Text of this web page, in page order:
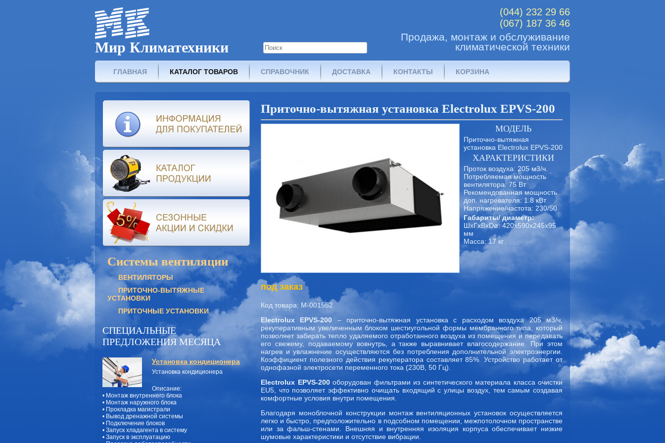
Мир Климатехники
(044) 232 29 66
(067) 187 36 46
Продажа, монтаж и обслуживание
климатической техники
ГЛАВНАЯ КАТАЛОГ ТОВАРОВ СПРАВОЧНИК ДОСТАВКА КОНТАКТЫ КОРЗИНА
Системы вентиляции
ВЕНТИЛЯТОРЫ
ПРИТОЧНО-ВЫТЯЖНЫЕ
УСТАНОВКИ
ПРИТОЧНЫЕ УСТАНОВКИ
СПЕЦИАЛЬНЫЕ
ПРЕДЛОЖЕНИЯ МЕСЯЦА
Установка кондиционера
Установка кондиционера
Описание:
• Монтаж внутреннего блока
• Монтаж наружного блока
• Прокладка магистрали
• Вывод дренажной системы
• Подключение блоков
• Запуск хладагента в систему
• Запуск в эксплуатацию
Приточно-вытяжная установка Electrolux EPVS-200
под заказ
МОДЕЛЬ
Приточно-вытяжная
установка Electrolux EPVS-200
ХАРАКТЕРИСТИКИ
Проток воздуха: 205 м3/ч.
Потребляемая мощность
вентилятора: 75 Вт
Рекомендованная мощность
доп. нагревателя: 1.8 кВт
Напряжение/частота: 230/50
Габариты/ диаметр:
ШхГхВxDø: 420x590x245x95
мм
Масса: 17 кг
Код товара: M-001552
Electrolux EPVS-200 – приточно-вытяжная установка с расходом воздуха 205 м3/ч,
рекуперативным увеличенным блоком шестиугольной формы мембранного типа, который
позволяет забирать тепло удаляемого отработанного воздуха из помещения и передавать
его свежему, подаваемому вовнутрь, а также выравнивает влагосодержание. При этом
нагрев и увлажнение осуществляются без потребления дополнительной электроэнергии.
Коэффициент полезного действия рекуператора составляет 85%. Устройство работает от
однофазной электросети переменного тока (230В, 50 Гц).
Electrolux EPVS-200оборудован фильтрами из синтетического материала класса очистки
EU5, что позволяет эффективно очищать входящий с улицы воздух, тем самым создавая
комфортные условия внутри помещения.
Благодаря моноблочной конструкции монтаж вентиляционных установок осуществляется
легко и быстро, предположительно в подсобном помещении, межпотолочном пространстве
или за фальш-стенами. Внешняя и внутренняя изоляция корпуса обеспечивает низкие
шумовые характеристики и отсутствие вибрации.